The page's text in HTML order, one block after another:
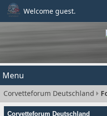
Welcome guest.
Menu
Corvetteforum Deutschland
Corvetteforum Deutschland